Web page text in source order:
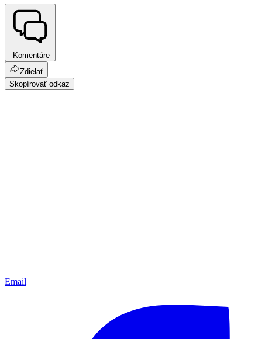
Komentáre
Zdielať
Skopírovať odkaz
Email